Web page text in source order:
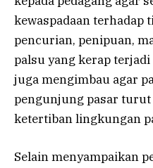
kewaspadaan terhadap
pencurian, penipuan,
palsu yang kerap
juga mengimbau agar
pengunjung pasar
ketertiban lingkungan
Selain menyampaikan